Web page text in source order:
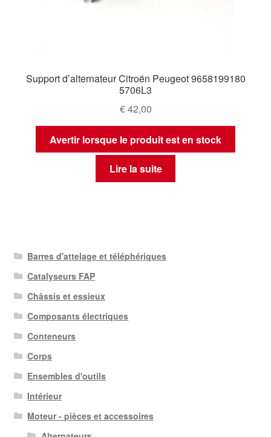
Support d’alternateur Citroën Peugeot 9658199180
5706L3
€42,00
Avertir lorsque le produit est en stock
Lire la suite
Barres d'attelage et téléphériques
Catalyseurs FAP
Châssis et essieux
Composants électriques
Conteneurs
Corps
Ensembles d'outils
Intérieur
Moteur - pièces et accessoires